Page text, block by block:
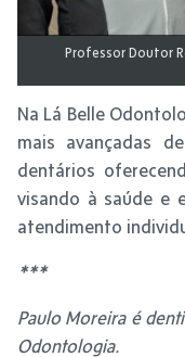
Professor Doutor
Na Lá Belle
mais avançadas
dentários
visando à saúde e
atendimento
***
Paulo Moreira é
Odontologia.